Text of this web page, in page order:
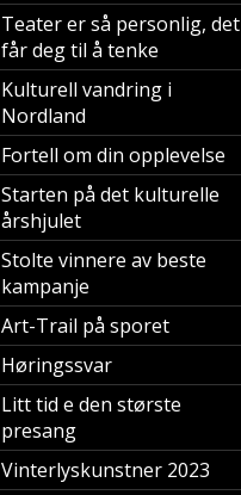
Teater er så personlig, det
får deg til å tenke
Kulturell vandring i
Nordland
Fortell om din opplevelse
Starten på det kulturelle
årshjulet
Stolte vinnere av beste
kampanje
Art-Trail på sporet
Høringssvar
Litt tid e den største
presang
Vinterlyskunstner 2023